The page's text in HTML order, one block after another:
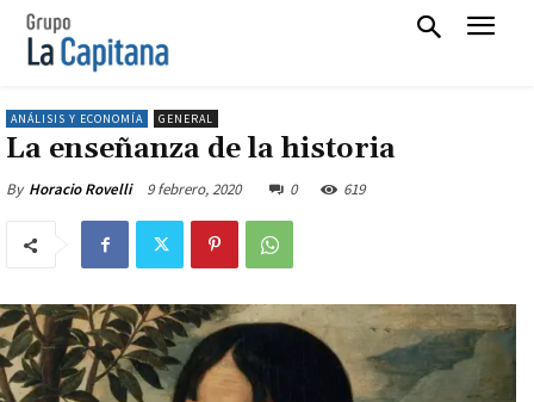
ANÁLISIS Y ECONOMÍA GENERAL
La enseñanza de la historia
By Horacio Rovelli 9 febrero, 2020 0 619